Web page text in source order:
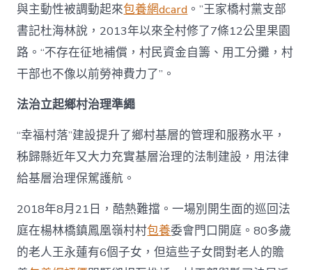
與主動性被調動起來包養網dcard 。”王家橋村黨支部
書記杜海林說，2013年以來全村修了7條12公里果園
路。“不存在征地補償，村民資金自籌、用工分攤，村
干部也不像以前勞神費力了”。
法治立起鄉村治理準繩
“幸福村落”建設提升了鄉村基層的管理和服務水平，
秭歸縣近年又大力充實基層治理的法制建設，用法律
給基層治理保駕護航。
2018年8月21日，酷熱難擋。一場別開生面的巡回法
庭在楊林橋鎮鳳凰嶺村村包養委會門口開庭。80多歲
的老人王永蓮有6個子女，但這些子女間對老人的贍